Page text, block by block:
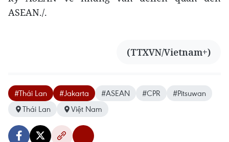
ASEAN./.
(TTXVN/Vietnam+)
#Thái Lan #Jakarta #ASEAN #CPR
#Pitsuwan
Thái Lan
Việt Nam